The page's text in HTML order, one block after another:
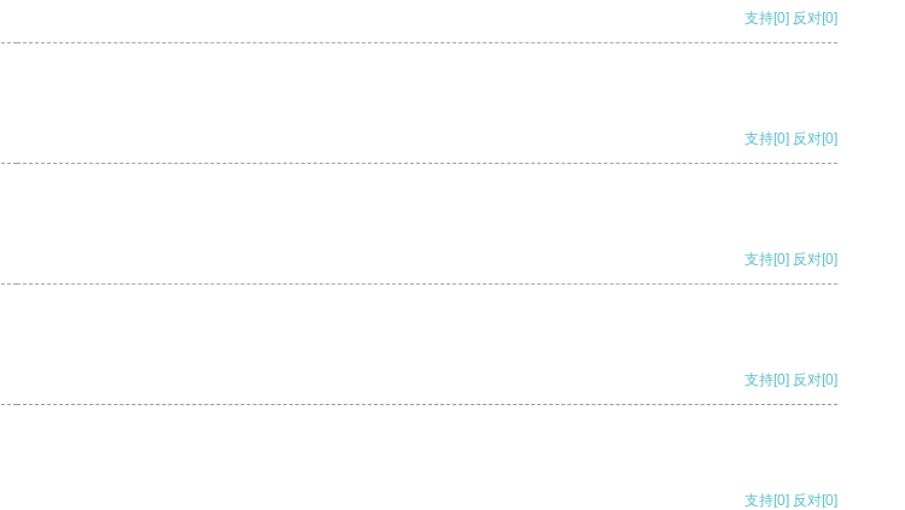
支持[0] 反对[0]
支持[0] 反对[0]
支持[0] 反对[0]
支持[0] 反对[0]
支持[0] 反对[0]